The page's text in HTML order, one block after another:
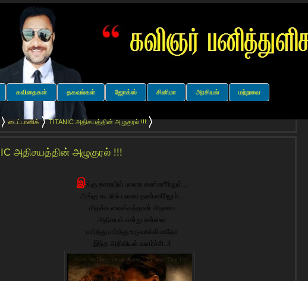
கவிதைகள் தகவல்கள் ஜோக்ஸ் சினிமா அரசியல் மற்றவை
டைட்டானிக் TITANIC அதிசயத்தின் அழுகுரல் !!!
அதிசயத்தின் அழுகுரல் !!!
இங்கு கரையில் பலரை கண்ணீரிலும்...
அங்கு கடலில் பலரை தண்ணீரிலும்...
மிதக்க வைக்கத்தான் மிதவை
அதிசயம் என்று உன்னை
பார்த்து பார்த்து உருவாக்கியாதோ
இந்த அறிவியல் வளர்ச்சி..!!